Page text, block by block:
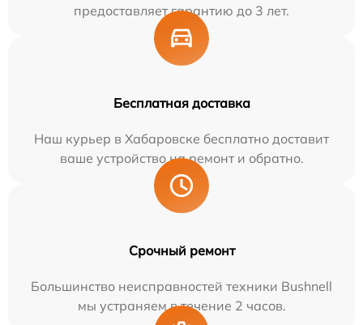
предоставляет гарантию до 3 лет.
Бесплатная доставка
Наш курьер в Хабаровске бесплатно доставит
ваше устройство на ремонт и обратно.
Срочный ремонт
Большинство неисправностей техники Bushnell
мы устраняем в течение 2 часов.